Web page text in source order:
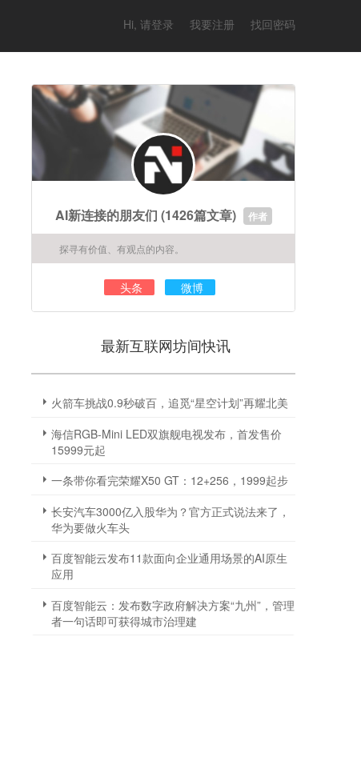
Hi, 请登录 我要注册 找回密码
AI新连接的朋友们 (1426篇文章) 作者
探寻有价值、有观点的内容。
头条 微博
最新互联网坊间快讯
火箭车挑战0.9秒破百，追觅“星空计划”再耀北美
海信RGB-Mini LED双旗舰电视发布，首发售价
15999元起
一条带你看完荣耀X50 GT：12+256，1999起步
长安汽车3000亿入股华为？官方正式说法来了，
华为要做火车头
百度智能云发布11款面向企业通用场景的AI原生
应用
百度智能云：发布数字政府解决方案“九州”，管理
者一句话即可获得城市治理建